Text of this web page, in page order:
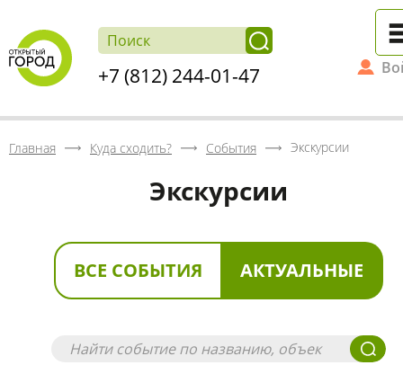
+7 (812) 244-01-47
Главная Куда сходить? События Экскурсии
Экскурсии
ВСЕ СОБЫТИЯ АКТУАЛЬНЫЕ